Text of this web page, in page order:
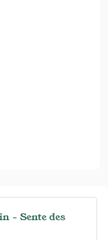
- Sente des